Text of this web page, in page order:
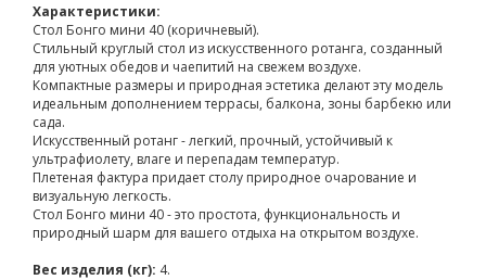
Характеристики:
Стол Бонго мини 40 (коричневый).
Стильный круглый стол из искусственного ротанга, созданный
для уютных обедов и чаепитий на свежем воздухе.
Компактные размеры и природная эстетика делают эту модель
идеальным дополнением террасы, балкона, зоны барбекю или
сада.
Искусственный ротанг - легкий, прочный, устойчивый к
ультрафиолету, влаге и перепадам температур.
Плетеная фактура придает столу природное очарование и
визуальную легкость.
Стол Бонго мини 40 - это простота, функциональность и
природный шарм для вашего отдыха на открытом воздухе.
Вес изделия (кг): 4.